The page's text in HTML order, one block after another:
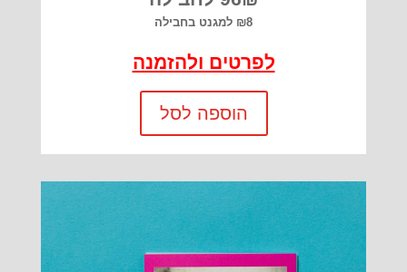
₪8 למגנט בחבילה
לפרטים ולהזמנה
הוספה לסל